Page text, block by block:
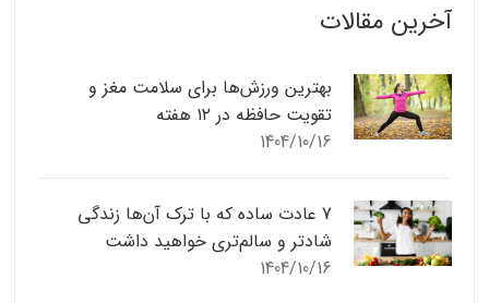
آخرین مقالات
بهترین ورزش‌ها برای سلامت مغز و
تقویت حافظه در ۱۲ هفته
1404/10/16
7 عادت ساده که با ترک آن‌ها زندگی
شادتر و سالم‌تری خواهید داشت
1404/10/16